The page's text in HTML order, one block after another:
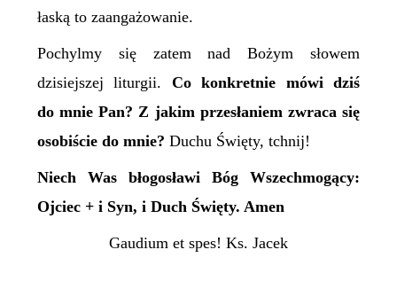
łaską to zaangażowanie.
Pochylmy się zatem nad Bożym słowem
dzisiejszej liturgii. Co konkretnie mówi dziś
do mnie Pan? Z jakim przesłaniem zwraca się
osobiście do mnie? Duchu Święty, tchnij!
Niech Was błogosławi Bóg Wszechmogący:
Ojciec + i Syn, i Duch Święty. Amen
Gaudium et spes! Ks. Jacek